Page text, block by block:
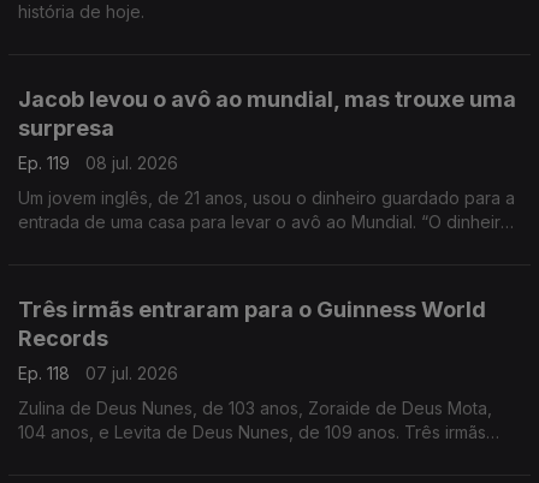
história de hoje.
Jacob levou o avô ao mundial, mas trouxe uma
surpresa
Ep. 119
08 jul. 2026
Um jovem inglês, de 21 anos, usou o dinheiro guardado para a
entrada de uma casa para levar o avô ao Mundial. “O dinheiro,
Três irmãs entraram para o Guinness World
Records
Ep. 118
07 jul. 2026
Zulina de Deus Nunes, de 103 anos, Zoraide de Deus Mota,
104 anos, e Levita de Deus Nunes, de 109 anos. Três irmãs